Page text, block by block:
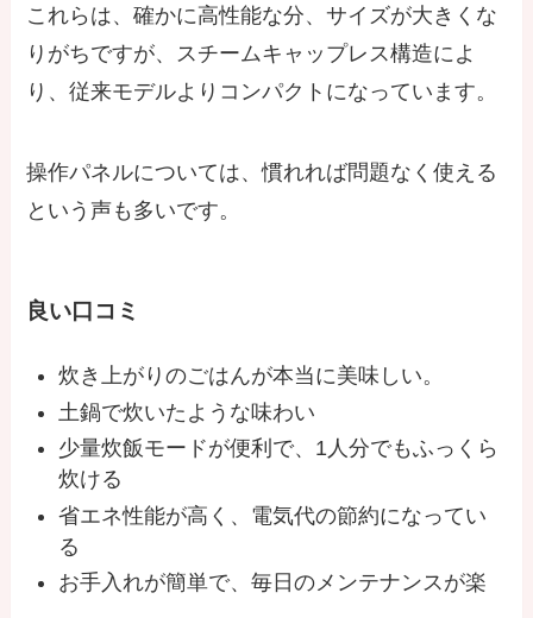
これらは、確かに高性能な分、サイズが大きくな
りがちですが、スチームキャップレス構造によ
り、従来モデルよりコンパクトになっています。
操作パネルについては、慣れれば問題なく使える
という声も多いです。
良い口コミ
炊き上がりのごはんが本当に美味しい。
土鍋で炊いたような味わい
少量炊飯モードが便利で、1人分でもふっくら
炊ける
省エネ性能が高く、電気代の節約になってい
る
お手入れが簡単で、毎日のメンテナンスが楽